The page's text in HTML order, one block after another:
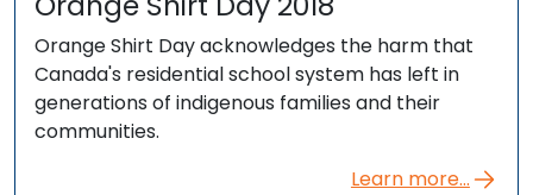
Orange Shirt Day acknowledges the harm that
Canada's residential school system has left in
generations of indigenous families and their
communities.
Learn more...